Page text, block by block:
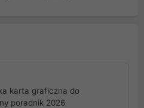
karta graficzna do
poradnik 2026